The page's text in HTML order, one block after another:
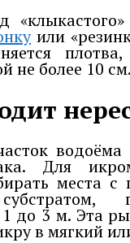
или
не более 10 см.
водоёма
Для
места
1 до 3 м. Эта
в мягкий